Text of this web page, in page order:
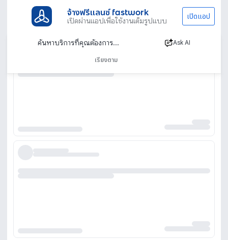
จ้างฟรีแลนซ์ fastwork
เปิดผ่านแอปเพื่อใช้งานเต็มรูปแบบ เปิดแอป
Ask AI
เรียงตาม